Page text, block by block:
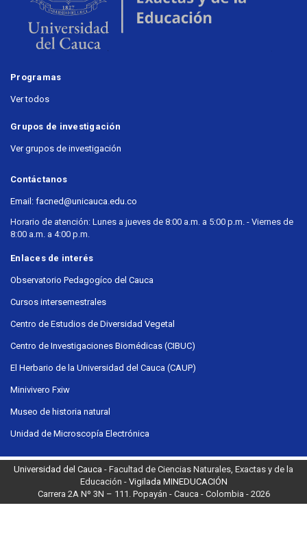
Programas
Ver todos
Grupos de investigación
Ver grupos de investigación
Contáctanos
Email: facned@unicauca.edu.co
Horario de atención: Lunes a jueves de 8:00 a.m. a 5:00 p.m. - Viernes de
8:00 a.m. a 4:00 p.m.
Enlaces de interés
Observatorio Pedagogíco del Cauca
Cursos intersemestrales
Centro de Estudios de Diversidad Vegetal
Centro de Investigaciones Biomédicas (CIBUC)
El Herbario de la Universidad del Cauca (CAUP)
Minivivero Fxiw
Museo de historia natural
Unidad de Microscopía Electrónica
Universidad del Cauca - Facultad de Ciencias Naturales, Exactas y de la
Educación - Vigilada MINEDUCACIÓN
Carrera 2A Nº 3N – 111. Popayán - Cauca - Colombia - 2026